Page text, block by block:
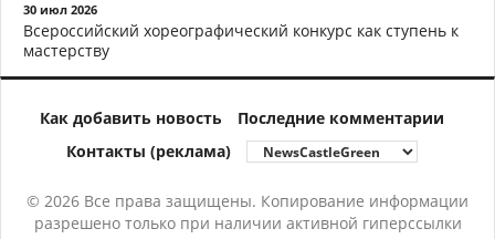
30 июл 2026
Всероссийский хореографический конкурс как ступень к
мастерству
Как добавить новость
Последние комментарии
Контакты (реклама)
© 2026 Все права защищены. Копирование информации
разрешено только при наличии активной гиперссылки